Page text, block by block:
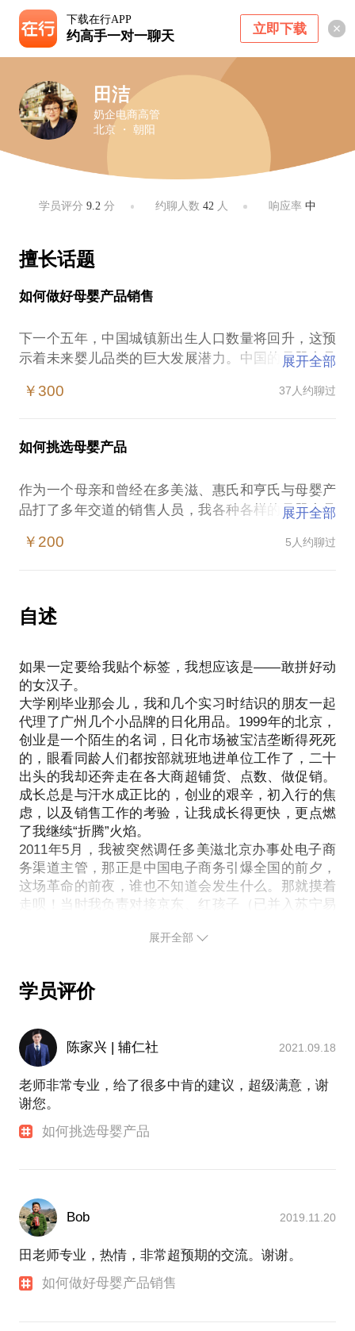
下载在行APP
约高手一对一聊天 立即下载
田洁
奶企电商高管
北京 ・ 朝阳
学员评分9.2 分 约聊人数 42 人 响应率 中
擅长话题
如何做好母婴产品销售
下一个五年，中国城镇新出生人口数量将回升，这预
示着未来婴儿品类的巨大发展潜力。中国的母婴产品
场，具有非常多的空间来挖掘。
成为多美滋电子商务渠道主管，20多年来一直都在销
售的岗位上没离开过，尤其是在母婴产品的销售，我
涉足母婴行业，想要成为一名优秀的销售人员，或者
想要自己创业打江山，那么找我这个“女汉子”就对
了，我很乐意与你们分享我的讯息与经验。
经营三大渠道（Morning Tree, Baby store, E-
展开全部
￥300 37人约聊过
如何挑选母婴产品
作为一个母亲和曾经在多美滋、惠氏和亨氏与母婴产
品打了多年交道的销售人员，我各种各样的母婴产品
选不同的产品，包括奶粉，奶瓶，尿布，婴儿服饰，
的最重要的就是安全，也正是因为这样，我希望把自
己的经验告诉给妈妈们，帮助大家少花冤枉钱，多买
不管你是处于孕期还是已经抱着可爱的宝宝，只要你
把你的情况告诉我，我就可以帮你圈定适合你的产
展开全部
￥200 5人约聊过
自述
如果一定要给我贴个标签，我想应该是——敢拼好动
的女汉子。
大学刚毕业那会儿，我和几个实习时结识的朋友一起
代理了广州几个小品牌的日化用品。1999年的北京，
创业是一个陌生的名词，日化市场被宝洁垄断得死死
的，眼看同龄人们都按部就班地进单位工作了，二十
出头的我却还奔走在各大商超铺货、点数、做促销。
成长总是与汗水成正比的，创业的艰辛，初入行的焦
虑，以及销售工作的考验，让我成长得更快，更点燃
了我继续“折腾”火焰。
2011年5月，我被突然调任多美滋北京办事处电子商
务渠道主管，那正是中国电子商务引爆全国的前夕，
这场革命的前夜，谁也不知道会发生什么。那就摸着
走呗！当时我负责对接京东、红孩子（已并入苏宁易
售，公司对于这一新市场持观望态度，所以我一边要
式，我还得随时准备好应对不可预知的新问题。那时
个洞探出头来，你能做的就是灵活机动地运转，迅速
挥出有力的一锤。刚接手时，多美滋电商渠道北京地
区的销售总额约200万，半年后的数字是1000万。这
也让我明白，当机遇选择了你，你必须迅速地去反
应，不要迟疑，做一个聪明的玩家。
从事销售工作快20年了，从日化快消品到母婴产品，
从线下销售到线上销售，从多美滋到惠氏再到现在的
售工作的人一定要具备的品质。
我十分乐于与大家分享如何敢拼、如何灵动的经验，
展开全部
学员评价
陈家兴 | 辅仁社 2021.09.18
老师非常专业，给了很多中肯的建议，超级满意，谢
谢您。
如何挑选母婴产品
Bob 2019.11.20
田老师专业，热情，非常超预期的交流。谢谢。
如何做好母婴产品销售